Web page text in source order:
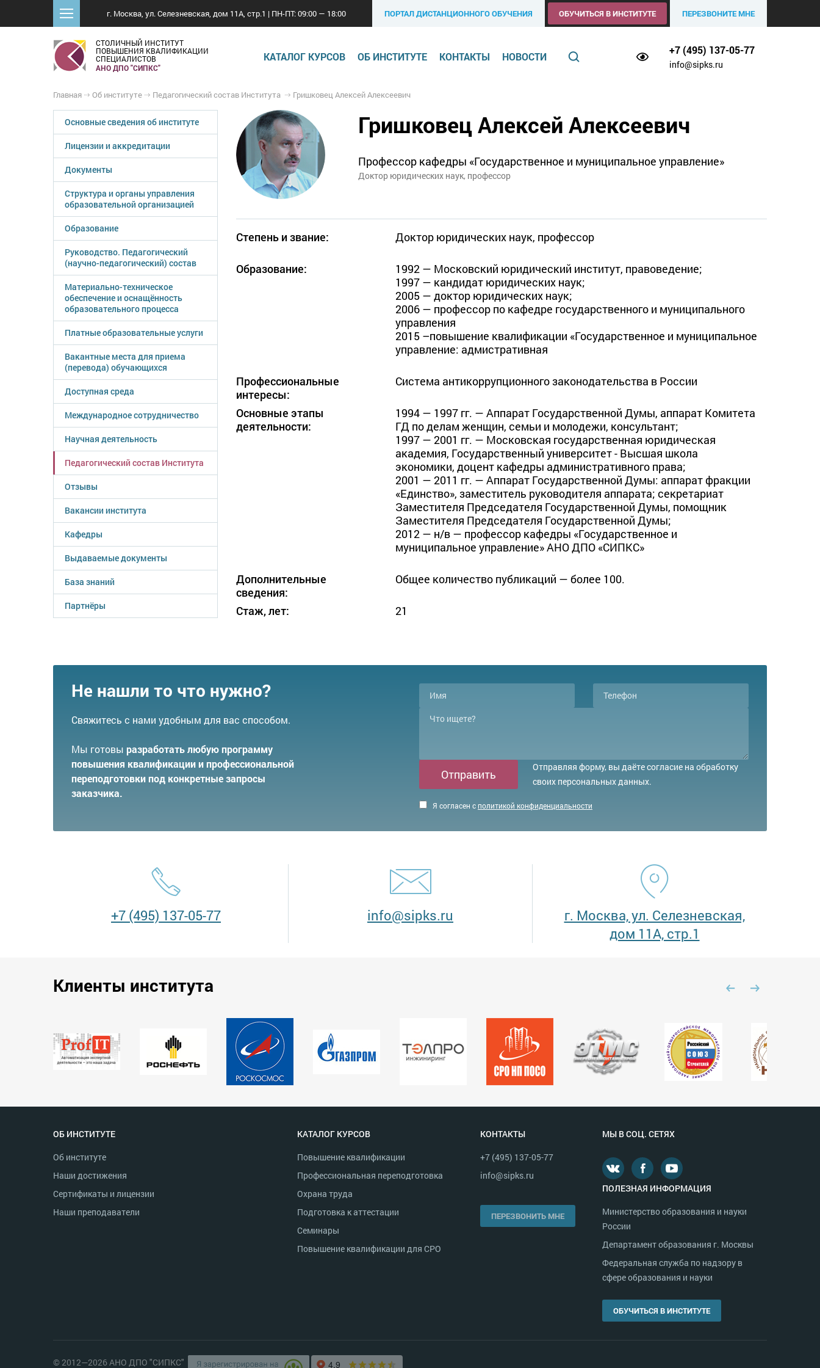
г. Москва, ул. Селезневская, дом 11А, стр.1 | ПН-ПТ: 09:00 — 18:00 ПОРТАЛ ДИСТАНЦИОННОГО ОБУЧЕНИЯ ОБУЧИТЬСЯ В ИНСТИТУТЕ ПЕРЕЗВОНИТЕ МНЕ
СТОЛИЧНЫЙ ИНСТИТУТ
ПОВЫШЕНИЯ КВАЛИФИКАЦИИ
СПЕЦИАЛИСТОВ
АНО ДПО "СИПКС"
КАТАЛОГ КУРСОВ ОБ ИНСТИТУТЕ КОНТАКТЫ НОВОСТИ
+7 (495) 137-05-77
info@sipks.ru
Главная Об институте Педагогический состав Института Гришковец Алексей Алексеевич
Гришковец Алексей Алексеевич
Профессор кафедры «Государственное и муниципальное управление»
Доктор юридических наук, профессор
Степень и звание: Доктор юридических наук, профессор
Образование:
1992 — Московский юридический институт, правоведение;
1997 — кандидат юридических наук;
2005 — доктор юридических наук;
2006 — профессор по кафедре государственного и муниципального
управления
2015 –повышение квалификации «Государственное и муниципальное
управление: адмистративная
Профессиональные
интересы:
Система антикоррупционного законодательства в России
Основные этапы
деятельности:
1994 — 1997 гг. — Аппарат Государственной Думы, аппарат Комитета
ГД по делам женщин, семьи и молодежи, консультант;
1997 — 2001 гг. — Московская государственная юридическая
академия, Государственный университет - Высшая школа
экономики, доцент кафедры административного права;
2001 — 2011 гг. — Аппарат Государственной Думы: аппарат фракции
«Единство», заместитель руководителя аппарата; секретариат
Заместителя Председателя Государственной Думы, помощник
Заместителя Председателя Государственной Думы;
2012 — н/в — профессор кафедры «Государственное и
муниципальное управление» АНО ДПО «СИПКС»
Дополнительные
сведения:
Общее количество публикаций — более 100.
Стаж, лет: 21
Основные сведения об институте
Лицензии и аккредитации
Документы
Структура и органы управления
образовательной организацией
Образование
Руководство. Педагогический
(научно-педагогический) состав
Материально-техническое
обеспечение и оснащённость
образовательного процесса
Платные образовательные услуги
Вакантные места для приема
(перевода) обучающихся
Доступная среда
Международное сотрудничество
Научная деятельность
Педагогический состав Института
Отзывы
Вакансии института
Кафедры
Выдаваемые документы
База знаний
Партнёры
Не нашли то что нужно?
Свяжитесь с нами удобным для вас способом.
Мы готовы разработать любую программу
повышения квалификации и профессиональной
переподготовки под конкретные запросы
заказчика.
Я согласен сполитикой конфиденциальности
Отправить
Отправляя форму, вы даёте согласие на обработку
своих персональных данных.
+7 (495) 137-05-77 info@sipks.ru
г. Москва, ул. Селезневская,
дом 11А, стр.1
Клиенты института
ОБ ИНСТИТУТЕ
Об институте
Наши достижения
Сертификаты и лицензии
Наши преподаватели
КАТАЛОГ КУРСОВ
Повышение квалификации
Профессиональная переподготовка
Охрана труда
Подготовка к аттестации
Семинары
Повышение квалификации для СРО
КОНТАКТЫ
+7 (495) 137-05-77
info@sipks.ru
ПЕРЕЗВОНИТЬ МНЕ
МЫ В СОЦ. СЕТЯХ
ПОЛЕЗНАЯ ИНФОРМАЦИЯ
Министерство образования и науки
России
Департамент образования г. Москвы
Федеральная служба по надзору в
сфере образования и науки
ОБУЧИТЬСЯ В ИНСТИТУТЕ
© 2012—2026 АНО ДПО "СИПКС"